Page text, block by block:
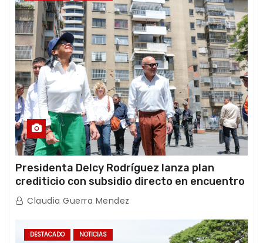
Presidenta Delcy Rodríguez lanza plan
crediticio con subsidio directo en encuentro
con Juntas de Condominio
Claudia Guerra Mendez
DESTACADO NOTICIAS